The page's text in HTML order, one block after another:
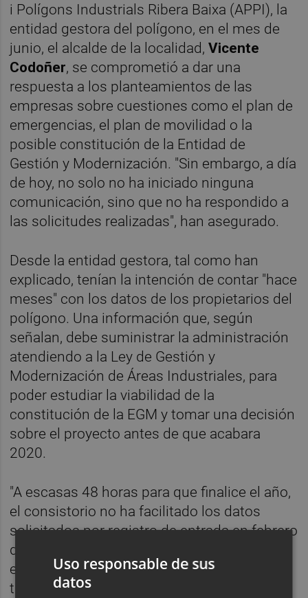
i Polígons Industrials Ribera Baixa (APPI), la
entidad gestora del polígono, en el mes de
junio, el alcalde de la localidad,Vicente
Codoñer, se comprometió a dar una
respuesta a los planteamientos de las
empresas sobre cuestiones como el plan de
emergencias, el plan de movilidad o la
posible constitución de la Entidad de
Gestión y Modernización. "Sin embargo, a día
de hoy, no solo no ha iniciado ninguna
comunicación, sino que no ha respondido a
las solicitudes realizadas", han asegurado.
Desde la entidad gestora, tal como han
explicado, tenían la intención de contar "hace
meses" con los datos de los propietarios del
polígono. Una información que, según
señalan, debe suministrar la administración
atendiendo a la Ley de Gestión y
Modernización de Áreas Industriales, para
poder estudiar la viabilidad de la
constitución de la EGM y tomar una decisión
sobre el proyecto antes de que acabara
2020.
"A escasas 48 horas para que finalice el año,
el consistorio no ha facilitado los datos
solicitados por registro de entrada en febrero
de 2019 y en febrero de 2020, sobre los que
el propio alcalde adquirió el compromiso de
trasladarlos a APPI en una reunión
Uso responsable de sus
datos